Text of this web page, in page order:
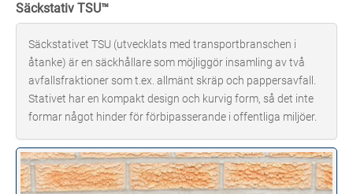
Säckstativ TSU™
Säckstativet TSU (utvecklats med transportbranschen i
åtanke) är en säckhållare som möjliggör insamling av två
avfallsfraktioner som t.ex. allmänt skräp och pappersavfall.
Stativet har en kompakt design och kurvig form, så det inte
formar något hinder för förbipasserande i offentliga miljöer.